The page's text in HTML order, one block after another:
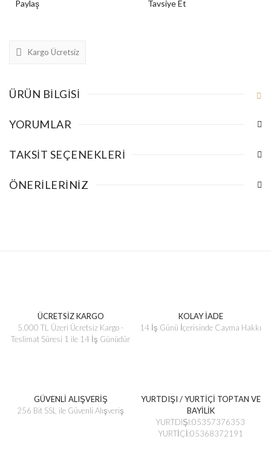
Paylaş Tavsiye Et
Kargo Ücretsiz
ÜRÜN BILGISI
YORUMLAR
TAKSIT SEÇENEKLERI
ÖNERILERINIZ
ÜCRETSİZ KARGO
5.000 TL Üzeri Ücretsiz Kargo -
Teslimat Süresi 1 ile 14 İş Günüdür
KOLAY İADE
14 İş Günü İçerisinde Cayma Hakkı
GÜVENLİ ALIŞVERİŞ
256 Bit SSL ile Güvenli Alışveriş
YURTDIŞI / YURTİÇİ TOPTAN VE
BAYİLİK
YURTDIŞI:05357376353
YURTİÇİ:05368372191